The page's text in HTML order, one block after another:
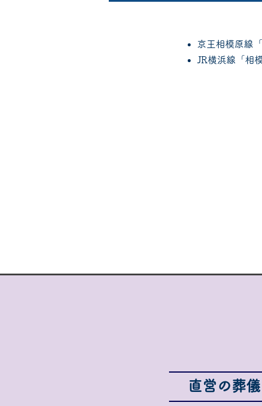
京王相模原線
JR横浜線「相
直営の葬